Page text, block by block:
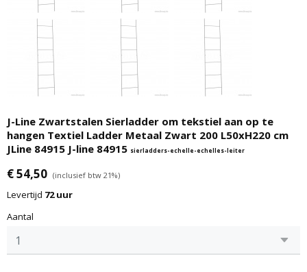
J-Line Zwartstalen Sierladder om tekstiel aan op te
hangen Textiel Ladder Metaal Zwart 200 L50xH220 cm
JLine 84915 J-line 84915 sierladders-echelle-echelles-leiter
€ 54,50 (inclusief btw 21%)
Levertijd 72 uur
Aantal